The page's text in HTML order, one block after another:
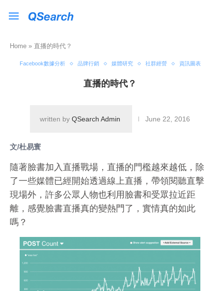
Home » 直播的時代？
Facebook數據分析 品牌行銷 媒體研究 社群經營 資訊圖表
直播的時代？
written by QSearch Admin June 22, 2016
文/杜易寰
隨著臉書加入直播戰場，直播的門檻越來越低，除
了一些媒體已經開始透過線上直播，帶領閱聽直擊
現場外，許多公眾人物也利用臉書和受眾拉近距
離，感覺臉書直播真的變熱門了，實情真的如此
嗎？